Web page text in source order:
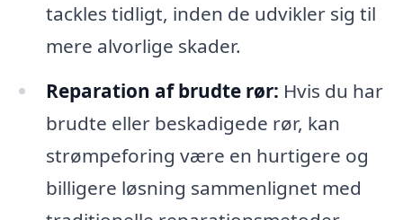
tackles tidligt, inden de udvikler sig til
mere alvorlige skader.
Reparation af brudte rør: Hvis du har
brudte eller beskadigede rør, kan
strømpeforing være en hurtigere og
billigere løsning sammenlignet med